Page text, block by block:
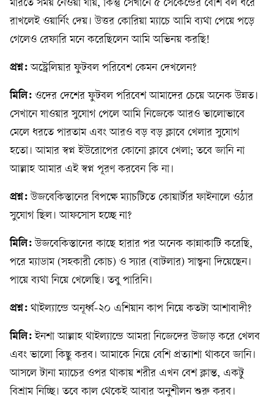
মারতে সময় নেওয়া যায়, কিন্তু সেখানে ৫ সেকেন্ডের বেশি বল ধরে
রাখলেই ওয়ার্নিং দেয়। উত্তর কোরিয়া ম্যাচে আমি ব্যথা পেয়ে পড়ে
গেলেও রেফারি মনে করেছিলেন আমি অভিনয় করছি!
প্রশ্ন: অস্ট্রেলিয়ার ফুটবল পরিবেশ কেমন দেখলেন?
মিলি: ওদের দেশের ফুটবল পরিবেশ আমাদের চেয়ে অনেক উন্নত।
সেখানে যাওয়ার সুযোগ পেলে আমি নিজেকে আরও ভালোভাবে
মেলে ধরতে পারতাম এবং আরও বড় বড় ক্লাবে খেলার সুযোগ
হতো। আমার স্বপ্ন ইউরোপের কোনো ক্লাবে খেলা; তবে জানি না
আল্লাহ আমার এই স্বপ্ন পূরণ করবেন কি না।
প্রশ্ন: উজবেকিস্তানের বিপক্ষে ম্যাচটিতে কোয়ার্টার ফাইনালে ওঠার
সুযোগ ছিল। আফসোস হচ্ছে না?
মিলি: উজবেকিস্তানের কাছে হারার পর অনেক কান্নাকাটি করেছি,
পরে ম্যাডাম (সহকারী কোচ) ও স্যার (বাটলার) সান্ত্বনা দিয়েছেন।
পায়ে ব্যথা নিয়ে খেলেছি। তবু পারিনি।
প্রশ্ন: থাইল্যান্ডে অনূর্ধ্ব-২০ এশিয়ান কাপ নিয়ে কতটা আশাবাদী?
মিলি: ইনশা আল্লাহ থাইল্যান্ডে আমরা নিজেদের উজাড় করে খেলব
এবং ভালো কিছু করব। আমাকে নিয়ে বেশি প্রত্যাশা থাকবে জানি।
আসলে টানা ম্যাচের ওপর থাকায় শরীর এখন বেশ ক্লান্ত, একটু
বিশ্রাম নিচ্ছি। তবে কাল থেকেই আবার অনুশীলন শুরু করব।